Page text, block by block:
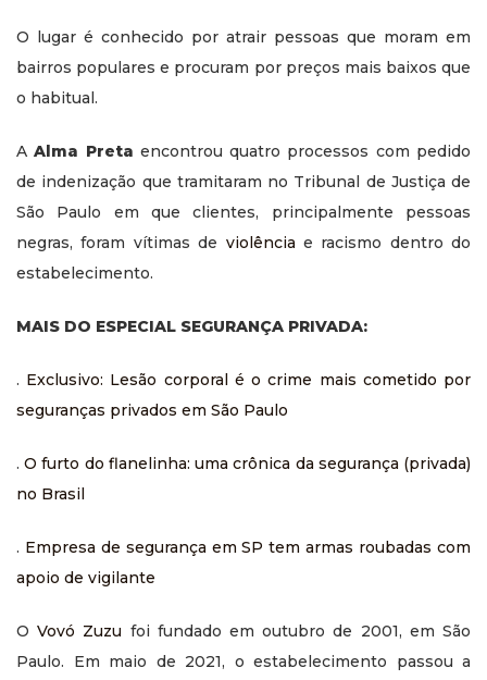
O lugar é conhecido por atrair pessoas que moram em
bairros populares e procuram por preços mais baixos que
o habitual.
AAlma Preta encontrou quatro processos com pedido
de indenização que tramitaram no Tribunal de Justiça de
São Paulo em que clientes, principalmente pessoas
negras, foram vítimas de violência e racismo dentro do
estabelecimento.
MAIS DO ESPECIAL SEGURANÇA PRIVADA:
. Exclusivo: Lesão corporal é o crime mais cometido por
seguranças privados em São Paulo
.O furto do flanelinha: uma crônica da segurança (privada)
no Brasil
. Empresa de segurança em SP tem armas roubadas com
apoio de vigilante
OVovó Zuzu foi fundado em outubro de 2001, em São
Paulo. Em maio de 2021, o estabelecimento passou a